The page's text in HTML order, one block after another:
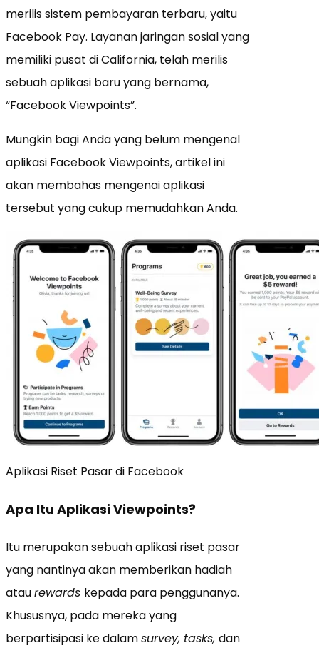
merilis sistem pembayaran terbaru, yaitu
Facebook Pay. Layanan jaringan sosial yang
memiliki pusat di California, telah merilis
sebuah aplikasi baru yang bernama,
“Facebook Viewpoints”.
Mungkin bagi Anda yang belum mengenal
aplikasi Facebook Viewpoints, artikel ini
akan membahas mengenai aplikasi
tersebut yang cukup memudahkan Anda.
Aplikasi Riset Pasar di Facebook
Apa Itu Aplikasi Viewpoints?
Itu merupakan sebuah aplikasi riset pasar
yang nantinya akan memberikan hadiah
ataurewards kepada para penggunanya.
Khususnya, pada mereka yang
berpartisipasi ke dalamsurvey, tasks, dan